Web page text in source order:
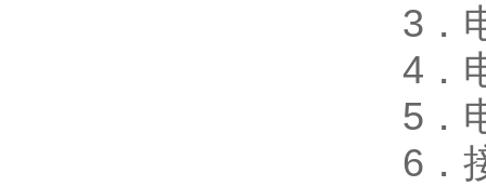
3．
4．
5．
6．